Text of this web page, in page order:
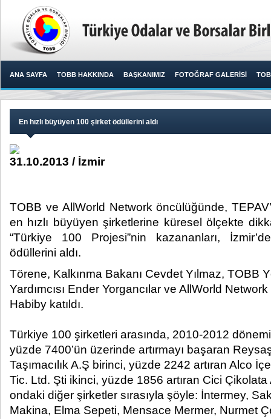
ANA SAYFA TOBB HAKKINDA BAŞKANIMIZ FOTOĞRAF GALERİSİ
En hızlı büyüyen 100 şirket ödüllerini aldı
31.10.2013 / İzmir
TOBB ve AllWorld Network öncülüğünde,
en hızlı büyüyen şirketlerine küresel ölçekte
“Türkiye 100 Projesi”nin kazananları,
ödüllerini aldı. ​
Törene, Kalkınma Bakanı Cevdet Yılmaz, TOBB
Yardımcısı Ender Yorgancılar ve AllWorld
Habiby katıldı.
Türkiye 100 şirketleri arasında, 2010-2012
yüzde 7400’ün üzerinde artırmayı başaran
Taşımacılık A.Ş birinci, yüzde 2242 artıran Alco
Tic. Ltd. Şti ikinci, yüzde 1856 artıran Cici
ondaki diğer şirketler sırasıyla şöyle: İntermey,
Makina, Elma Sepeti, Mensace Mermer, Nurmet